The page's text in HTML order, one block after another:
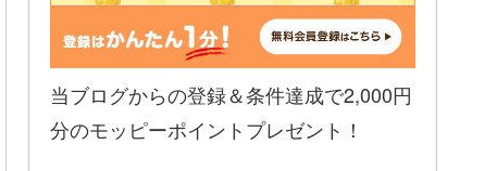
当ブログからの登録＆条件達成で2,000円
分のモッピーポイントプレゼント！